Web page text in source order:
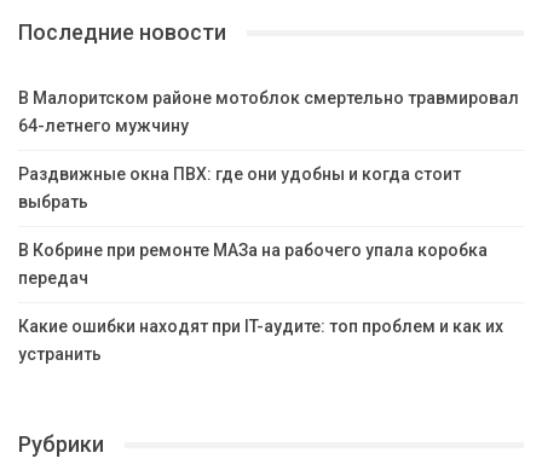
Последние новости
В Малоритском районе мотоблок смертельно травмировал
64-летнего мужчину
Раздвижные окна ПВХ: где они удобны и когда стоит
выбрать
В Кобрине при ремонте МАЗа на рабочего упала коробка
передач
Какие ошибки находят при IT-аудите: топ проблем и как их
устранить
Рубрики